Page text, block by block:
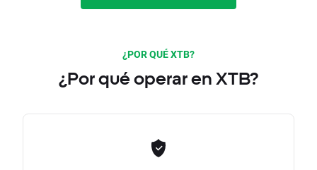
¿POR QUÉ XTB?
¿Por qué operar en XTB?